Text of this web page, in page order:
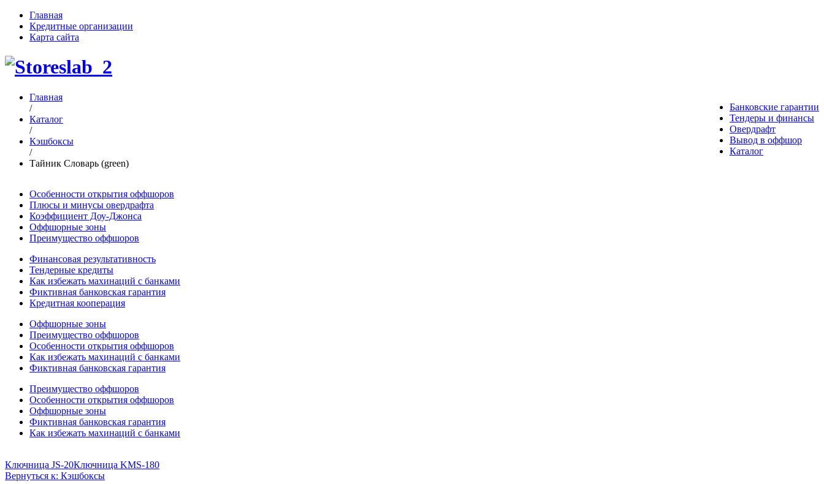
Главная
Кредитные организации
Карта сайта
Банковские гарантии
Тендеры и финансы
Овердрафт
Вывод в оффшор
Каталог
Главная
/
Каталог
/
Кэшбоксы
/
Тайник Словарь (green)
Особенности открытия оффшоров
Плюсы и минусы овердрафта
Коэффициент Доу-Джонса
Оффшорные зоны
Преимущество оффшоров
Финансовая результативность
Тендерные кредиты
Как избежать махинаций с банками
Фиктивная банковская гарантия
Кредитная кооперация
Оффшорные зоны
Преимущество оффшоров
Особенности открытия оффшоров
Как избежать махинаций с банками
Фиктивная банковская гарантия
Преимущество оффшоров
Особенности открытия оффшоров
Оффшорные зоны
Фиктивная банковская гарантия
Как избежать махинаций с банками
Ключница JS-20Ключница KMS-180
Вернуться к: Кэшбоксы